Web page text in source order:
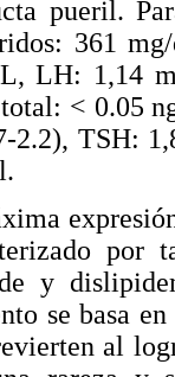
pueril.
361
LH: 1,14
total: < 0.05
2.2), TSH:
por
y
se basa
al